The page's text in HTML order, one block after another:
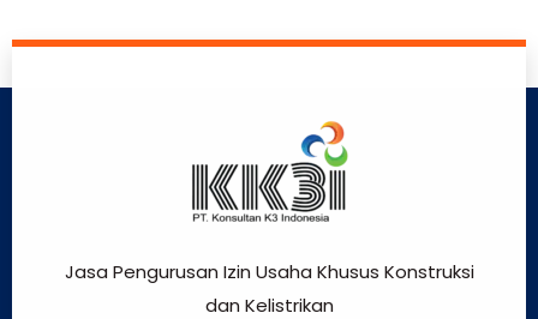
Jasa Pengurusan Izin Usaha Khusus Konstruksi
dan Kelistrikan